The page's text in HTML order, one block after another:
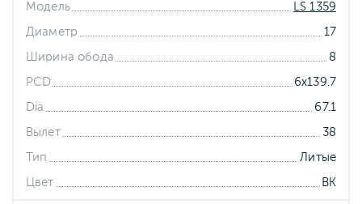
Модель LS 1359
Диаметр 17
Ширина обода 8
PCD 6x139.7
Dia 67.1
Вылет 38
Тип Литые
Цвет BK